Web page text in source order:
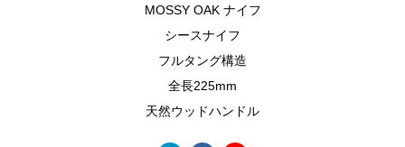
MOSSY OAK ナイフ
シースナイフ
フルタング構造
全長225mm
天然ウッドハンドル